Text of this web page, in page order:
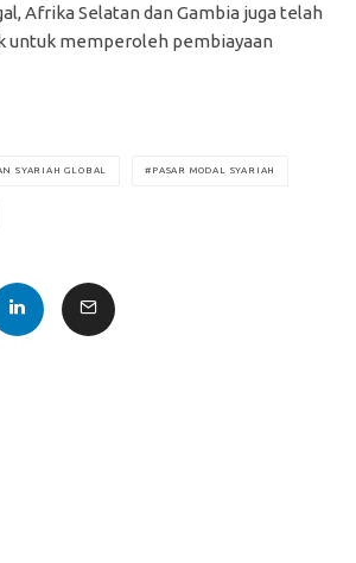
Afrika Selatan dan Gambia juga telah
untuk memperoleh pembiayaan
SYARIAH GLOBAL PASAR MODAL SYARIAH